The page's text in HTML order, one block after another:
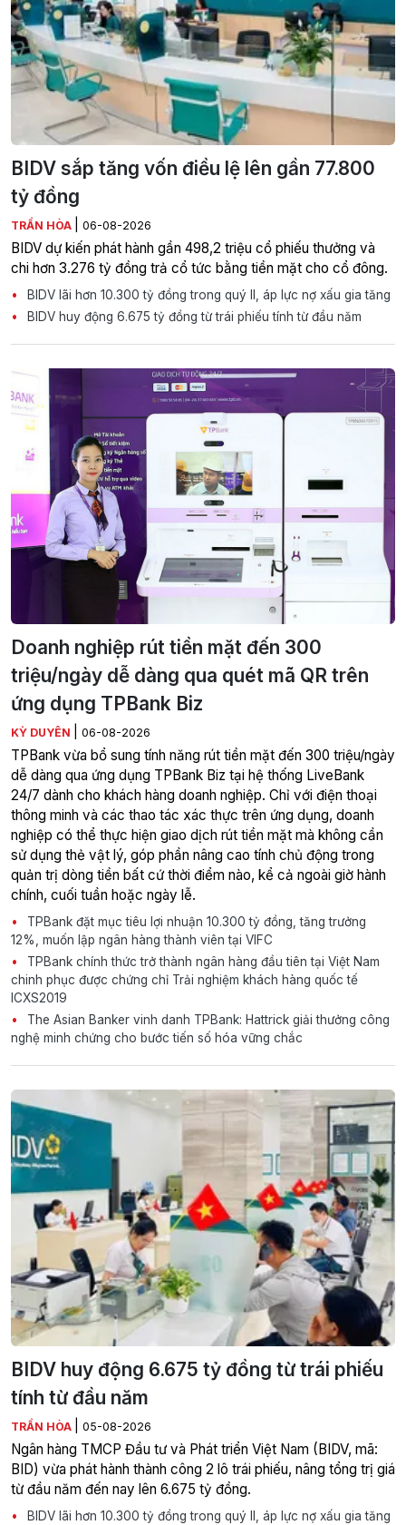
BIDV sắp tăng vốn điều lệ lên gần 77.800
tỷ đồng
TRẦN HÒA 06-08-2026
BIDV dự kiến phát hành gần 498,2 triệu cổ phiếu thưởng và
chi hơn 3.276 tỷ đồng trả cổ tức bằng tiền mặt cho cổ đông.
BIDV lãi hơn 10.300 tỷ đồng trong quý II, áp lực nợ xấu gia tăng
BIDV huy động 6.675 tỷ đồng từ trái phiếu tính từ đầu năm
Doanh nghiệp rút tiền mặt đến 300
triệu/ngày dễ dàng qua quét mã QR trên
ứng dụng TPBank Biz
KỲ DUYÊN 06-08-2026
TPBank vừa bổ sung tính năng rút tiền mặt đến 300 triệu/ngày
dễ dàng qua ứng dụng TPBank Biz tại hệ thống LiveBank
24/7 dành cho khách hàng doanh nghiệp. Chỉ với điện thoại
thông minh và các thao tác xác thực trên ứng dụng, doanh
nghiệp có thể thực hiện giao dịch rút tiền mặt mà không cần
sử dụng thẻ vật lý, góp phần nâng cao tính chủ động trong
quản trị dòng tiền bất cứ thời điểm nào, kể cả ngoài giờ hành
chính, cuối tuần hoặc ngày lễ.
TPBank đặt mục tiêu lợi nhuận 10.300 tỷ đồng, tăng trưởng
12%, muốn lập ngân hàng thành viên tại VIFC
TPBank chính thức trở thành ngân hàng đầu tiên tại Việt Nam
chinh phục được chứng chỉ Trải nghiệm khách hàng quốc tế
ICXS2019
The Asian Banker vinh danh TPBank: Hattrick giải thưởng công
nghệ minh chứng cho bước tiến số hóa vững chắc
BIDV huy động 6.675 tỷ đồng từ trái phiếu
tính từ đầu năm
TRẦN HÒA 05-08-2026
Ngân hàng TMCP Đầu tư và Phát triển Việt Nam (BIDV, mã:
BID) vừa phát hành thành công 2 lô trái phiếu, nâng tổng trị giá
từ đầu năm đến nay lên 6.675 tỷ đồng.
BIDV lãi hơn 10.300 tỷ đồng trong quý II, áp lực nợ xấu gia tăng